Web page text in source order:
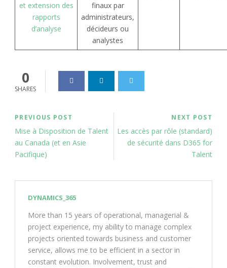
et extension des
rapports
d’analyse
finaux par
administrateurs,
décideurs ou
analystes
0
SHARES
PREVIOUS POST
Mise à Disposition de Talent
au Canada (et en Asie
Pacifique)
NEXT POST
Les accès par rôle (standard)
de sécurité dans D365 for
Talent
DYNAMICS_365
More than 15 years of operational, managerial &
project experience, my ability to manage complex
projects oriented towards business and customer
service, allows me to be efficient in a sector in
constant evolution. Involvement, trust and